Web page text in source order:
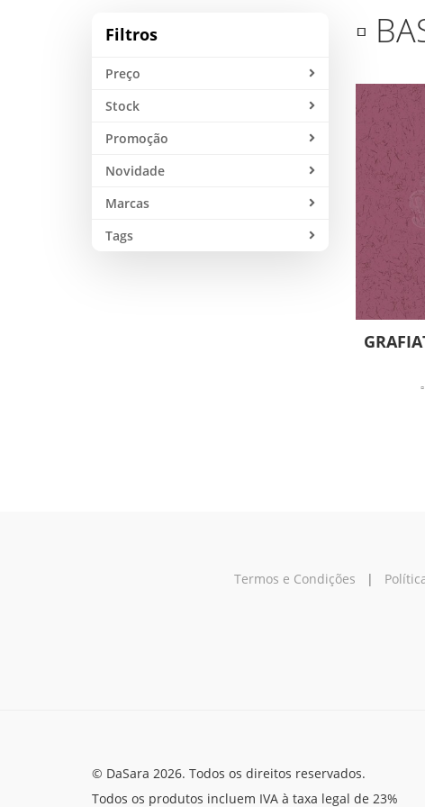
Filtros
Preço
Stock
Promoção
Novidade
Marcas
Tags
▫
Termos e Condições |
© DaSara 2026. Todos os direitos reservados.
Todos os produtos incluem IVA à taxa legal de 23%